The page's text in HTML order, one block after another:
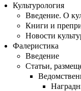
Культурология
Введение. О
Книги и
Новости
Фалеристика
Введение
Статьи,